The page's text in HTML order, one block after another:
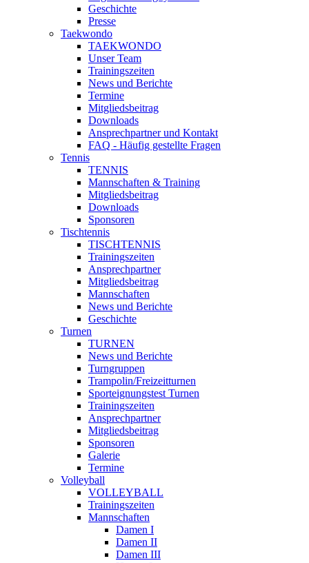
Geschichte
Presse
Taekwondo
TAEKWONDO
Unser Team
Trainingszeiten
News und Berichte
Termine
Mitgliedsbeitrag
Downloads
Ansprechpartner und Kontakt
FAQ - Häufig gestellte Fragen
Tennis
TENNIS
Mannschaften & Training
Mitgliedsbeitrag
Downloads
Sponsoren
Tischtennis
TISCHTENNIS
Trainingszeiten
Ansprechpartner
Mitgliedsbeitrag
Mannschaften
News und Berichte
Geschichte
Turnen
TURNEN
News und Berichte
Turngruppen
Trampolin/Freizeitturnen
Sporteignungstest Turnen
Trainingszeiten
Ansprechpartner
Mitgliedsbeitrag
Sponsoren
Galerie
Termine
Volleyball
VOLLEYBALL
Trainingszeiten
Mannschaften
Damen I
Damen II
Damen III